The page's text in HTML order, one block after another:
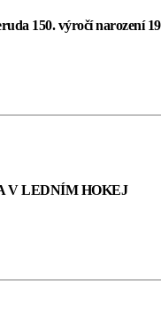
150. výročí narození
V LEDNÍM HOKEJ